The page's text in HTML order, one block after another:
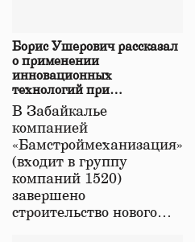
Борис Ушерович рассказал
о применении
инновационных
технологий при
строительстве нового моста
в Забайкалье
В Забайкалье
компанией
«Бамстроймеханизация»
(входит в группу
компаний 1520)
завершено
строительство нового…